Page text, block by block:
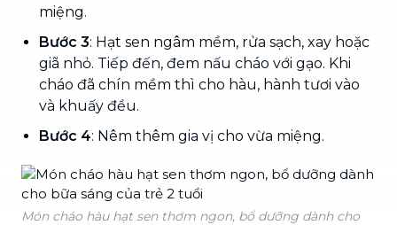
miệng.
Bước 3: Hạt sen ngâm mềm, rửa sạch, xay hoặc
giã nhỏ. Tiếp đến, đem nấu cháo với gạo. Khi
cháo đã chín mềm thì cho hàu, hành tươi vào
và khuấy đều.
Bước 4: Nêm thêm gia vị cho vừa miệng.
Món cháo hàu hạt sen thơm ngon, bổ dưỡng dành cho